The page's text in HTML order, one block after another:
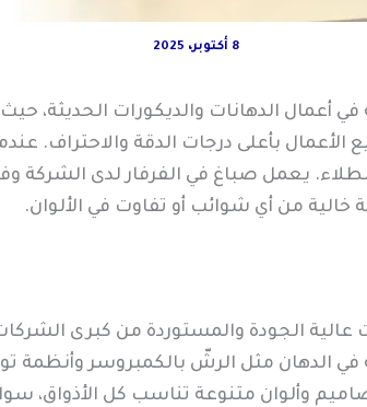
8 أكتوبر، 2025
الدهانات والديكورات الحديثة، حيث
بأعلى درجات الدقة والاحتراف.
يعمل صباغ في الفرفار لدى الشركة
خالية من أي شوائب أو تفاوت في الألوان.
عالية الجودة والمستوردة من كبرى
الدهان مثل الرشّ بالكمبروسر وأنظمة
وألوان متنوعة تناسب كل الأذواق،